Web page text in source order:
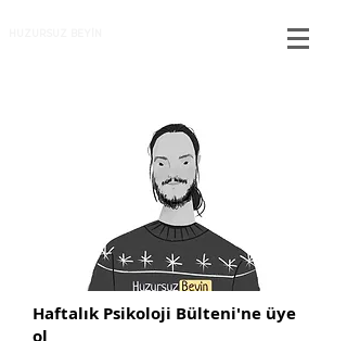
Haftalık Psikoloji Bülteni'ne üye
ol